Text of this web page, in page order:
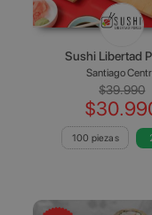
Sushi Libertad
Santiago
$39.990
100 piezas